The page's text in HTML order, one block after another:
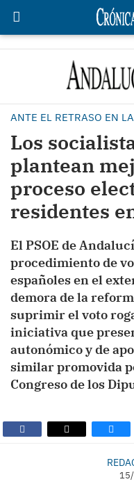
ANTE EL RETRASO EN
Los
plantean
proceso
residentes
El PSOE de
procedimiento de
españoles en el
demora de la
suprimir el voto
iniciativa que
autonómico y de
similar promovida
Congreso de los